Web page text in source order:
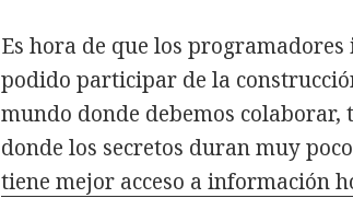
Es hora de que los
podido participar de la
mundo donde debemos
donde los secretos duran muy
tiene mejor acceso a información